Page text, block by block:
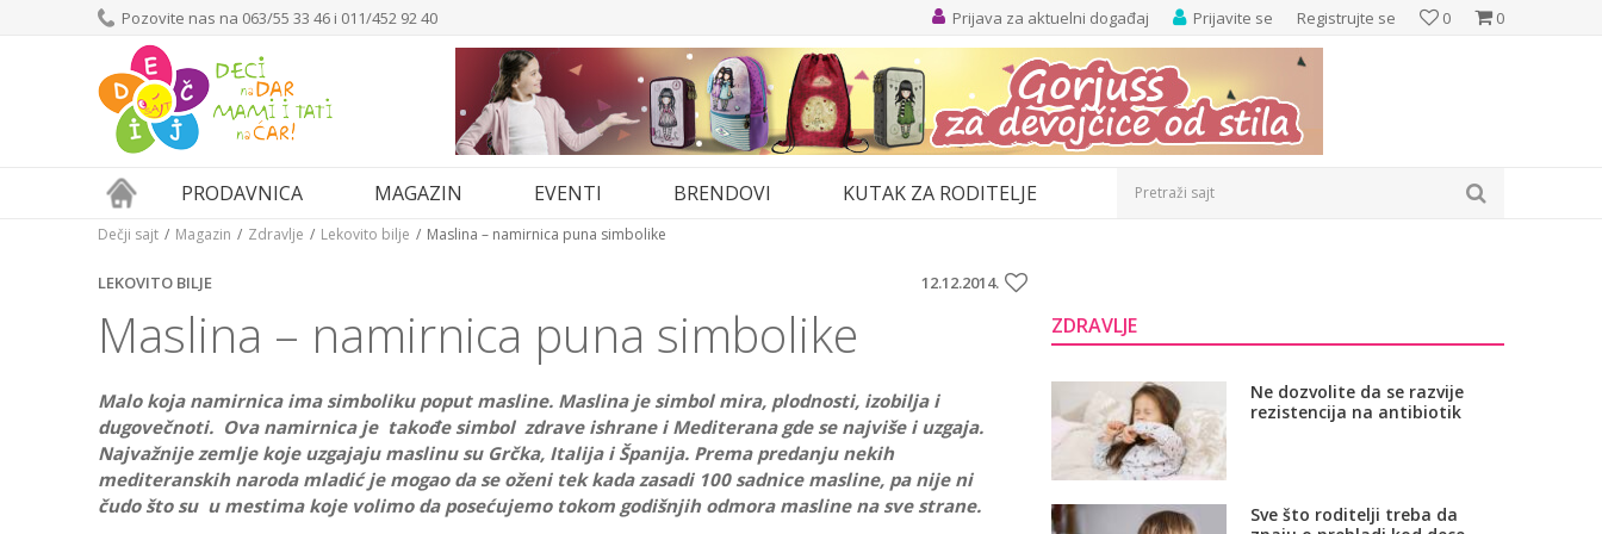
Pozovite nas na 063/55 33 46 i 011/452 92 40 0
0
Prijavite se Registrujte se
Prijava za aktuelni događaj
PRODAVNICA MAGAZIN EVENTI BRENDOVI KUTAK ZA RODITELJE Pretraži sajt
Dečji sajt Magazin Zdravlje Lekovito bilje Maslina – namirnica puna simbolike
LEKOVITO BILJE 12.12.2014.
Maslina – namirnica puna simbolike
Malo koja namirnica ima simboliku poput masline. Maslina je simbol mira, plodnosti, izobilja i
dugovečnoti. Ova namirnica je takođe simbol zdrave ishrane i Mediterana gde se najviše i uzgaja.
Najvažnije zemlje koje uzgajaju maslinu su Grčka, Italija i Španija. Prema predanju nekih
mediteranskih naroda mladić je mogao da se oženi tek kada zasadi 100 sadnice masline, pa nije ni
čudo što su u mestima koje volimo da posećujemo tokom godišnjih odmora masline na sve strane.
ZDRAVLJE
Ne dozvolite da se razvije
rezistencija na antibiotik
Sve što roditelji treba da